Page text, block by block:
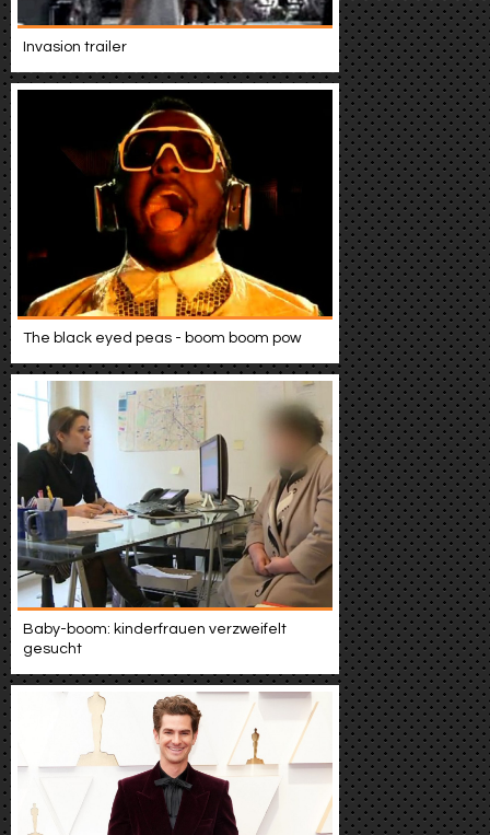
Video suchen
Invasion trailer
The black eyed peas - boom boom pow
Baby-boom: kinderfrauen verzweifelt
gesucht